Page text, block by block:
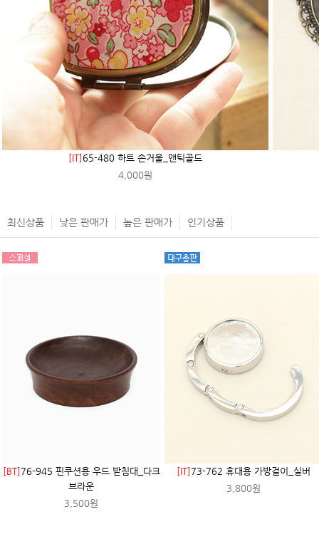
[IT]65-480 하트 손거울_앤틱골드
4,000원
최신상품 낮은 판매가 높은 판매가 인기상품
[BT] 76-945 핀쿠션용 우드 받침대_다크
브라운
3,500원
[IT] 73-762 휴대용 가방걸이_실버
3,800원